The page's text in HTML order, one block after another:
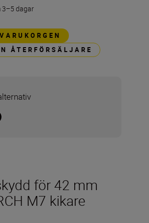
3–5 dagar
ÅTERFÖRSÄLJARE
för 42 mm
M7 kikare